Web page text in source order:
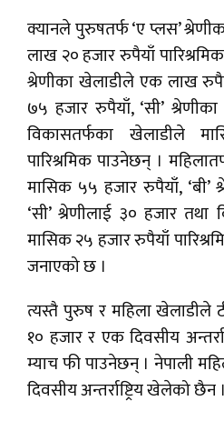
क्यानले पुरुषतर्फ ‘ए प्लस’
लाख २० हजार रुपैयाँ
श्रेणीका खेलाडीले एक लाख
७५ हजार रुपैयाँ, ‘सी’
विकासतर्फका खेलाडीले
पारिश्रमिक पाउनेछन् ।
मासिक ५५ हजार रुपैयाँ, ‘बी’
‘सी’ श्रेणीलाई ३० हजार
मासिक २५ हजार रुपैयाँ
जनाएको छ ।
त्यस्तै पुरुष र महिला खेलाडीले
१० हजार र एक दिवसीय
म्याच फी पाउनेछन् । नेपाली
दिवसीय अन्तर्राष्ट्रिय खेलेको छैन ।